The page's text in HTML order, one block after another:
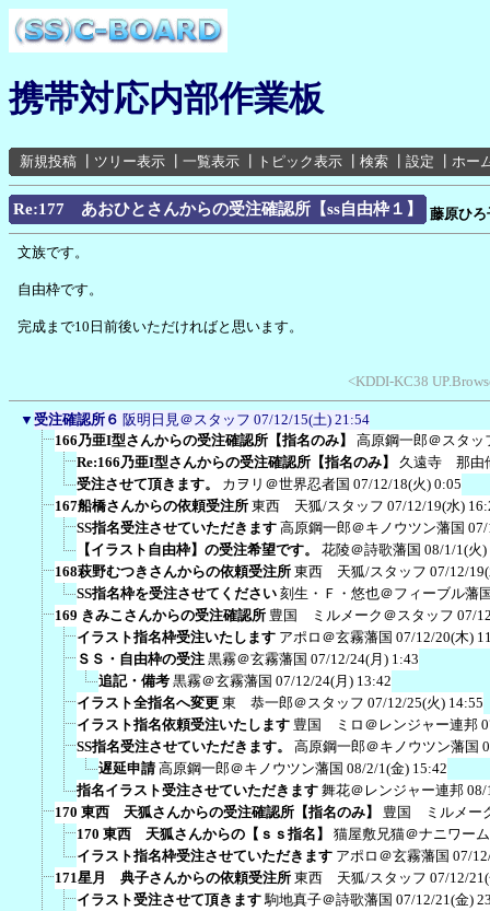
携帯対応内部作業板
新規投稿 ツリー表示 一覧表示 トピック表示 検索 設定 ホー
Re:177 あおひとさんからの受注確認所【ss自由枠１】 藤原ひ
文族です。
自由枠です。
完成まで10日前後いただければと思います。
<KDDI-KC38
▼ 受注確認所６ 阪明日見＠スタッフ 07/12/15(土) 21:54
166乃亜I型さんからの受注確認所【指名のみ】
高原鋼一郎＠スタッ
Re:166乃亜I型さんからの受注確認所【指名のみ】
久遠寺 那由
受注させて頂きます。
カヲリ＠世界忍者国 07/12/18(火) 0:05
167船橋さんからの依頼受注所 東西 天狐/スタッフ 07/12/19(水)
SS指名受注させていただきます 高原鋼一郎＠キノウツン藩国
【イラスト自由枠】の受注希望です。
花陵＠詩歌藩国 08/1/1(火)
168萩野むつきさんからの依頼受注所 東西 天狐/スタッフ 07/12/
SS指名枠を受注させてください 刻生・Ｆ・悠也＠フィーブル藩
169 きみこさんからの受注確認所 豊国 ミルメーク＠スタッフ 07/
イラスト指名枠受注いたします アポロ＠玄霧藩国 07/12/20(木)
ＳＳ・自由枠の受注 黒霧＠玄霧藩国 07/12/24(月) 1:43
追記・備考 黒霧＠玄霧藩国 07/12/24(月) 13:42
イラスト全指名へ変更 東 恭一郎＠スタッフ 07/12/25(火) 14:55
イラスト指名依頼受注いたします 豊国 ミロ＠レンジャー連邦
SS指名受注させていただきます。
高原鋼一郎＠キノウツン藩国
遅延申請 高原鋼一郎＠キノウツン藩国 08/2/1(金) 15:42
指名イラスト受注させていただきます 舞花＠レンジャー連邦 08/
170 東西 天狐さんからの受注確認所【指名のみ】
豊国 ミルメー
170 東西 天狐さんからの【ｓｓ指名】
猫屋敷兄猫＠ナニワー
イラスト指名枠受注させていただきます アポロ＠玄霧藩国 07/
171星月 典子さんからの依頼受注所 東西 天狐/スタッフ 07/12/
イラスト受注させて頂きます 駒地真子＠詩歌藩国 07/12/21(金)